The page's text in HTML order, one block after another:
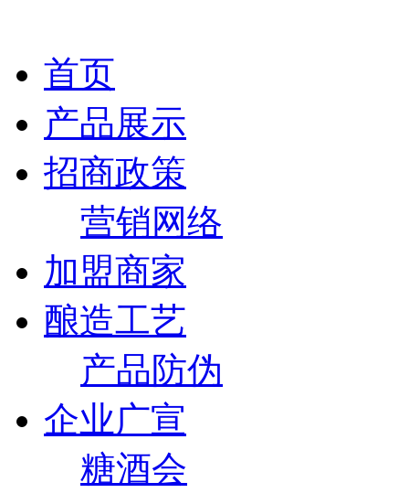
首页
产品展示
招商政策
营销网络
加盟商家
酿造工艺
产品防伪
企业广宣
糖酒会